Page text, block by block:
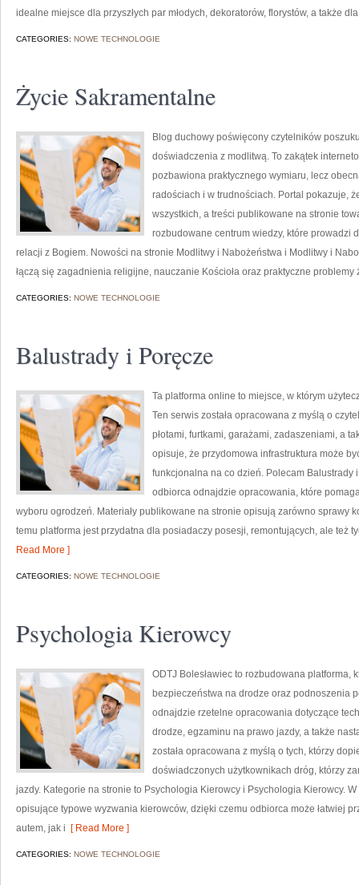
idealne miejsce dla przyszłych par młodych, dekoratorów, florystów, a także
CATEGORIES: NOWE TECHNOLOGIE
Życie Sakramentalne
Blog duchowy poświęcony czytelników
doświadczenia z modlitwą. To zakątek
pozbawiona praktycznego wymiaru, lecz
radościach i w trudnościach. Portal pokazuje,
wszystkich, a treści publikowane na stronie
rozbudowane centrum wiedzy, które prowadzi
relacji z Bogiem. Nowości na stronie Modlitwy i Nabożeństwa i Modlitwy i
łączą się zagadnienia religijne, nauczanie Kościoła oraz praktyczne
CATEGORIES: NOWE TECHNOLOGIE
Balustrady i Poręcze
Ta platforma online to miejsce, w którym
Ten serwis została opracowana z myślą o
płotami, furtkami, garażami, zadaszeniami, a
opisuje, że przydomowa infrastruktura może
funkcjonalna na co dzień. Polecam Balustrady
odbiorca odnajdzie opracowania, które
wyboru ogrodzeń. Materiały publikowane na stronie opisują zarówno sprawy
temu platforma jest przydatna dla posiadaczy posesji, remontujących, ale też
Read More ]
CATEGORIES: NOWE TECHNOLOGIE
Psychologia Kierowcy
ODTJ Bolesławiec to rozbudowana
bezpieczeństwa na drodze oraz podnoszenia
odnajdzie rzetelne opracowania dotyczące
drodze, egzaminu na prawo jazdy, a także
została opracowana z myślą o tych, którzy
doświadczonych użytkownikach dróg, którzy
jazdy. Kategorie na stronie to Psychologia Kierowcy i Psychologia Kierowcy.
opisujące typowe wyzwania kierowców, dzięki czemu odbiorca może łatwiej
autem, jak i [ Read More ]
CATEGORIES: NOWE TECHNOLOGIE